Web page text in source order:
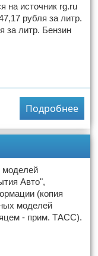
на источник rg.ru
рубля за литр.
за литр. Бензин
Подробнее
моделей
Авто",
(копия
моделей
- прим. ТАСС).